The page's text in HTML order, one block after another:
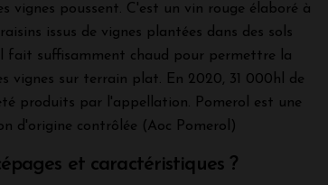
vignes poussent. C'est un vin rouge élaboré à
issus de vignes plantées dans des sols
fait suffisamment chaud pour permettre la
vignes sur terrain plat. En 2020, 31 000hl de
produits par l'appellation. Pomerol est une
d'origine contrôlée (Aoc Pomerol)
et caractéristiques ?